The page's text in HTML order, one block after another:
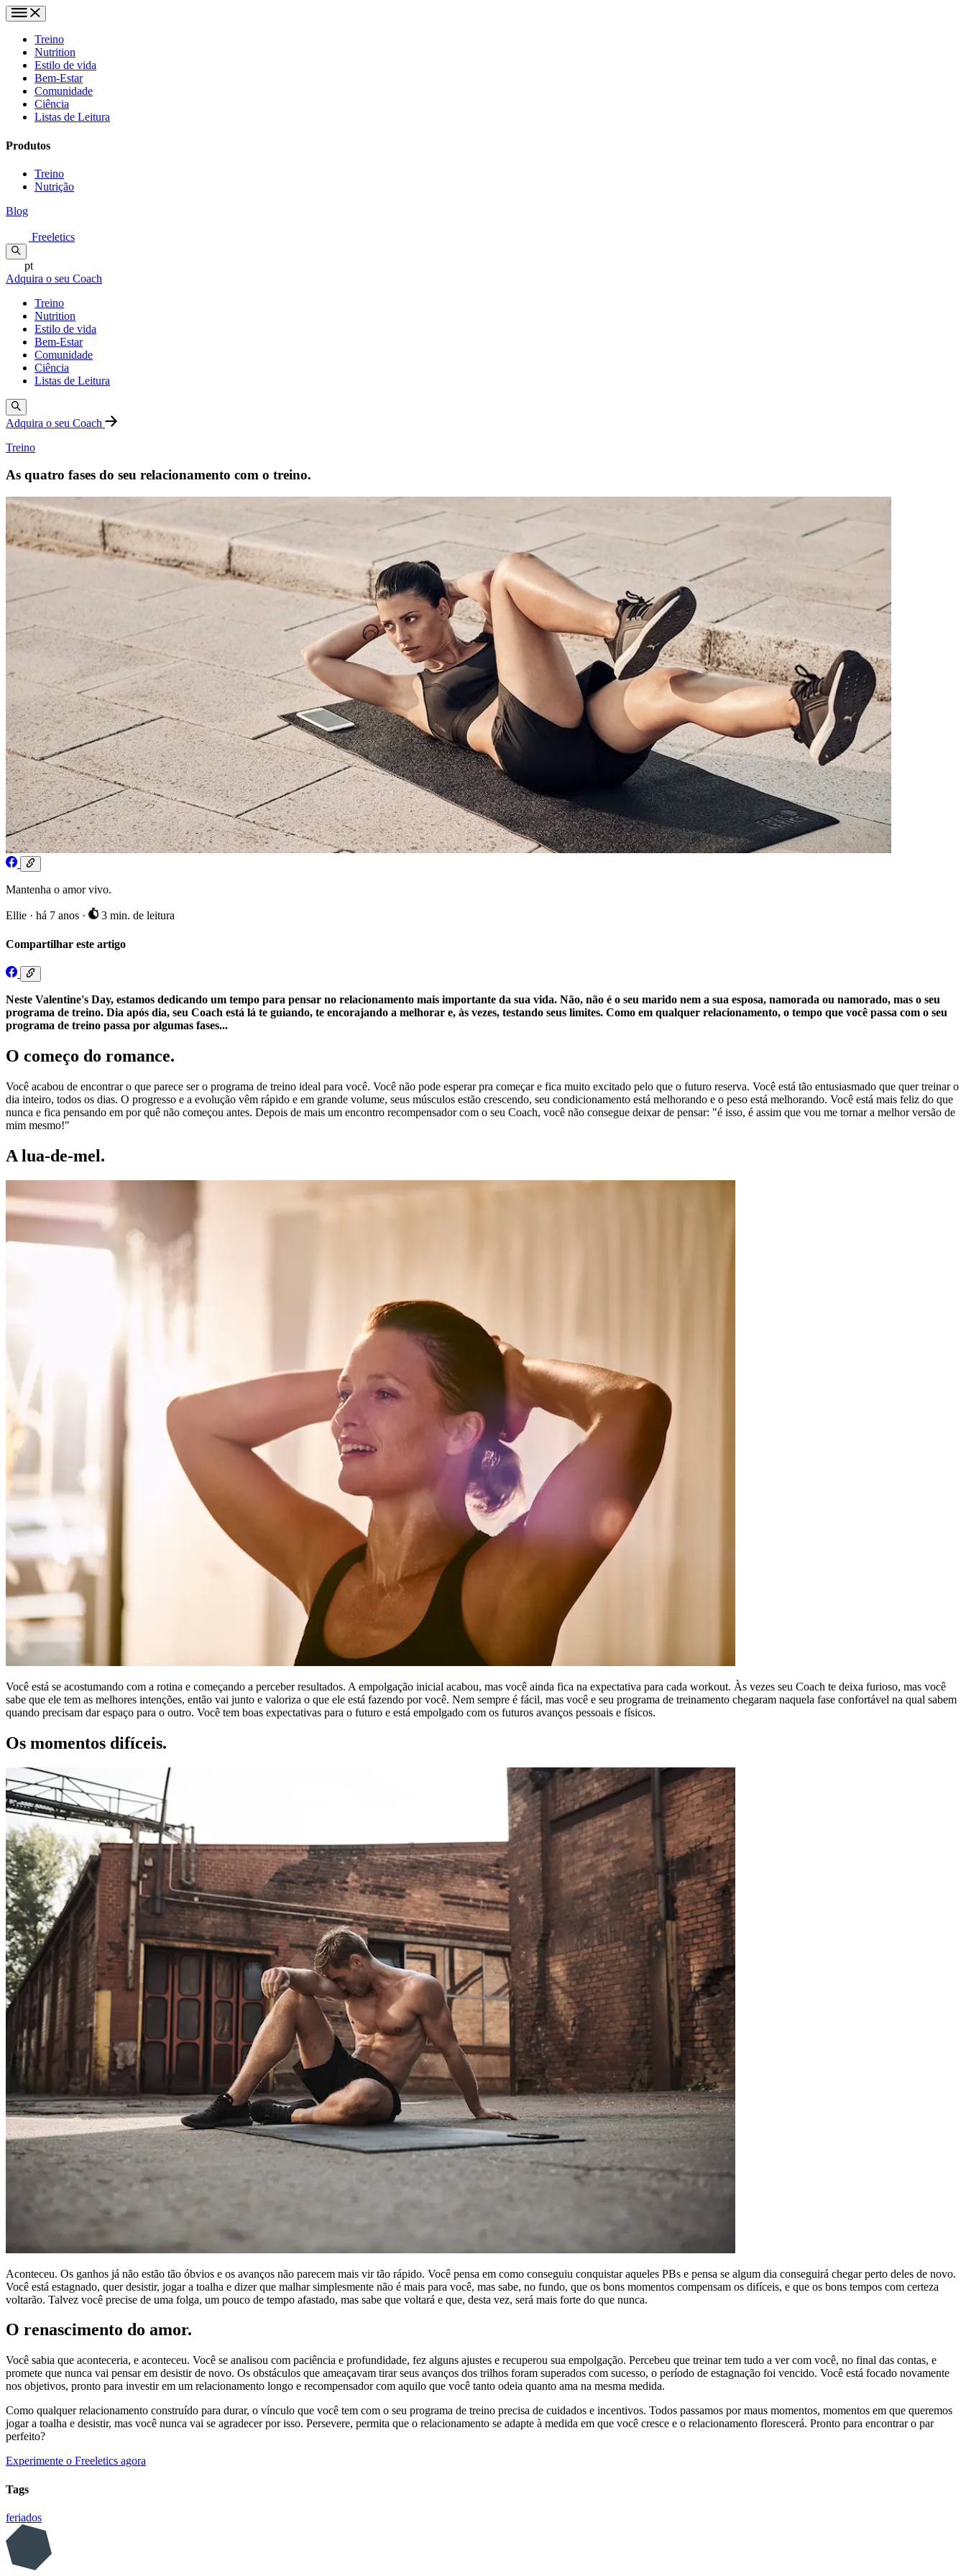
Treino
Nutrition
Estilo de vida
Bem-Estar
Comunidade
Ciência
Listas de Leitura
Produtos
Treino
Nutrição
Blog
Freeletics
pt
Adquira o seu Coach
Treino
Nutrition
Estilo de vida
Bem-Estar
Comunidade
Ciência
Listas de Leitura
Adquira o seu Coach
Treino
As quatro fases do seu relacionamento com o treino.
Mantenha o amor vivo.
Ellie · há 7 anos · 3 min. de leitura
Compartilhar este artigo
Neste Valentine's Day, estamos dedicando um tempo para pensar no relacionamento mais importante da sua vida. Não, não é o seu marido nem a sua esposa, namorada ou namorado, mas o seu
programa de treino. Dia após dia, seu Coach está lá te guiando, te encorajando a melhorar e, às vezes, testando seus limites. Como em qualquer relacionamento, o tempo que você passa com o seu
programa de treino passa por algumas fases...
O começo do romance.
Você acabou de encontrar o que parece ser o programa de treino ideal para você. Você não pode esperar pra começar e fica muito excitado pelo que o futuro reserva. Você está tão entusiasmado que quer treinar o
dia inteiro, todos os dias. O progresso e a evolução vêm rápido e em grande volume, seus músculos estão crescendo, seu condicionamento está melhorando e o peso está melhorando. Você está mais feliz do que
nunca e fica pensando em por quê não começou antes. Depois de mais um encontro recompensador com o seu Coach, você não consegue deixar de pensar: "é isso, é assim que vou me tornar a melhor versão de
mim mesmo!"
A lua-de-mel.
Você está se acostumando com a rotina e começando a perceber resultados. A empolgação inicial acabou, mas você ainda fica na expectativa para cada workout. Às vezes seu Coach te deixa furioso, mas você
sabe que ele tem as melhores intenções, então vai junto e valoriza o que ele está fazendo por você. Nem sempre é fácil, mas você e seu programa de treinamento chegaram naquela fase confortável na qual sabem
quando precisam dar espaço para o outro. Você tem boas expectativas para o futuro e está empolgado com os futuros avanços pessoais e físicos.
Os momentos difíceis.
Aconteceu. Os ganhos já não estão tão óbvios e os avanços não parecem mais vir tão rápido. Você pensa em como conseguiu conquistar aqueles PBs e pensa se algum dia conseguirá chegar perto deles de novo.
Você está estagnado, quer desistir, jogar a toalha e dizer que malhar simplesmente não é mais para você, mas sabe, no fundo, que os bons momentos compensam os difíceis, e que os bons tempos com certeza
voltarão. Talvez você precise de uma folga, um pouco de tempo afastado, mas sabe que voltará e que, desta vez, será mais forte do que nunca.
O renascimento do amor.
Você sabia que aconteceria, e aconteceu. Você se analisou com paciência e profundidade, fez alguns ajustes e recuperou sua empolgação. Percebeu que treinar tem tudo a ver com você, no final das contas, e
promete que nunca vai pensar em desistir de novo. Os obstáculos que ameaçavam tirar seus avanços dos trilhos foram superados com sucesso, o período de estagnação foi vencido. Você está focado novamente
nos objetivos, pronto para investir em um relacionamento longo e recompensador com aquilo que você tanto odeia quanto ama na mesma medida.
Como qualquer relacionamento construído para durar, o vínculo que você tem com o seu programa de treino precisa de cuidados e incentivos. Todos passamos por maus momentos, momentos em que queremos
jogar a toalha e desistir, mas você nunca vai se agradecer por isso. Persevere, permita que o relacionamento se adapte à medida em que você cresce e o relacionamento florescerá. Pronto para encontrar o par
perfeito?
Experimente o Freeletics agora
Tags
feriados